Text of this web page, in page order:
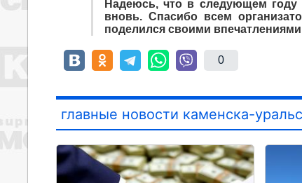
Надеюсь, что в следующем
вновь. Спасибо всем
поделился своими
0
главные новости каменска-